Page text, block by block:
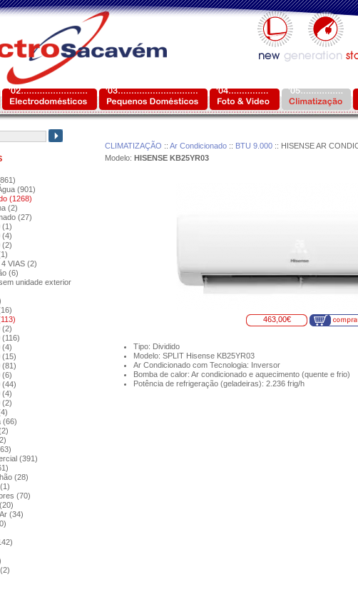
(901)
(1268)
(2)
(27)
(1)
(4)
(2)
VIAS (2)
(6)
unidade exterior
(2)
(4)
(15)
(81)
(6)
(44)
(4)
(2)
(66)
(391)
(28)
(70)
(34)
CLIMATIZAÇÃO :: Ar Condicionado:: BTU 9.000:: HISENSE AR
Modelo: HISENSE KB25YR03
463,00€
Tipo: Dividido
Modelo: SPLIT Hisense KB25YR03
Ar Condicionado com Tecnologia: Inversor
Bomba de calor: Ar condicionado e aquecimento (quente e frio)
Potência de refrigeração (geladeiras): 2.236 frig/h